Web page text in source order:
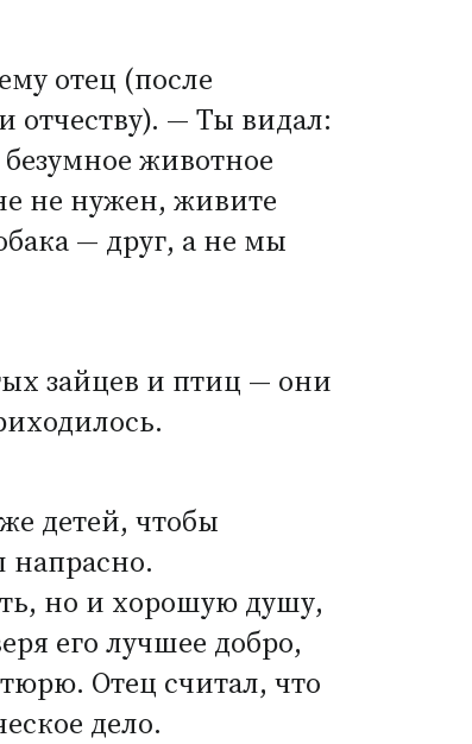
отец (после
отчеству). — Ты видал:
животное
не нужен, живите
— друг, а не мы
зайцев и птиц — они
детей, чтобы
напрасно.
но и хорошую душу,
его лучшее добро,
Отец считал, что
дело.